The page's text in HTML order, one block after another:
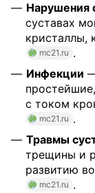
Нарушения
суставах
кристаллы,
mc21.ru .
Инфекции
с током
mc21.ru .
Травмы
трещины и
развитию
mc21.ru .